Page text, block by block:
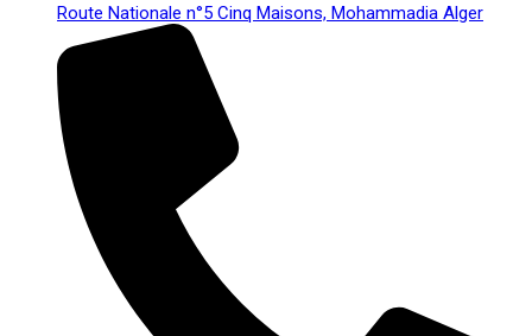
Route Nationale n°5 Cinq Maisons, Mohammadia Alger